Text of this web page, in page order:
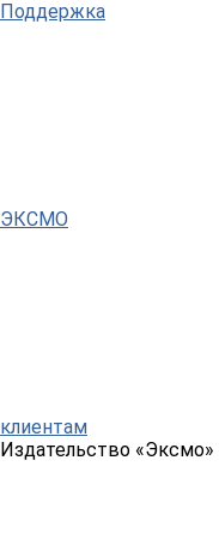
Поддержка
ЭКСМО
клиентам
Издательство «Эксмо»